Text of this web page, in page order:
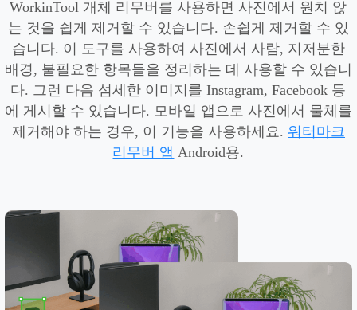
WorkinTool 개체 리무버를 사용하면 사진에서 원치 않
는 것을 쉽게 제거할 수 있습니다. 손쉽게 제거할 수 있
습니다. 이 도구를 사용하여 사진에서 사람, 지저분한
배경, 불필요한 항목들을 정리하는 데 사용할 수 있습니
다. 그런 다음 섬세한 이미지를 Instagram, Facebook 등
에 게시할 수 있습니다. 모바일 앱으로 사진에서 물체를
제거해야 하는 경우, 이 기능을 사용하세요. 워터마크
리무버 앱 Android용.